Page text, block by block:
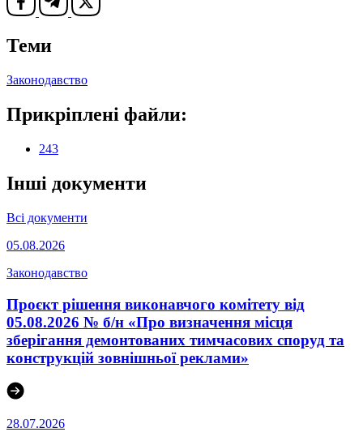
Теми
Законодавство
Прикріплені файли:
243
Інші документи
Всі документи
05.08.2026
Законодавство
Проєкт рішення виконавчого комітету від
05.08.2026 № б/н «Про визначення місця
зберігання демонтованих тимчасових споруд та
конструкцій зовнішньої реклами»
28.07.2026